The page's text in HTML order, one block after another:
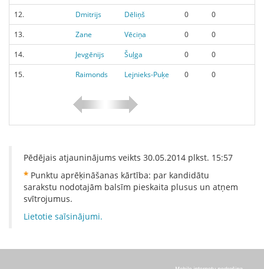
12.
Dmitrijs Dēliņš 0
0
13.
Zane Vēciņa 0
0
14.
Jevgēnijs Šuļga 0
0
15.
Raimonds Lejnieks-Puķe 0 0
Pēdējais atjauninājums veikts 30.05.2014 plkst. 15:57
* Punktu aprēķināšanas kārtība: par kandidātu
sarakstu nodotajām balsīm pieskaita plusus un atņem
svītrojumus.
Lietotie saīsinājumi.